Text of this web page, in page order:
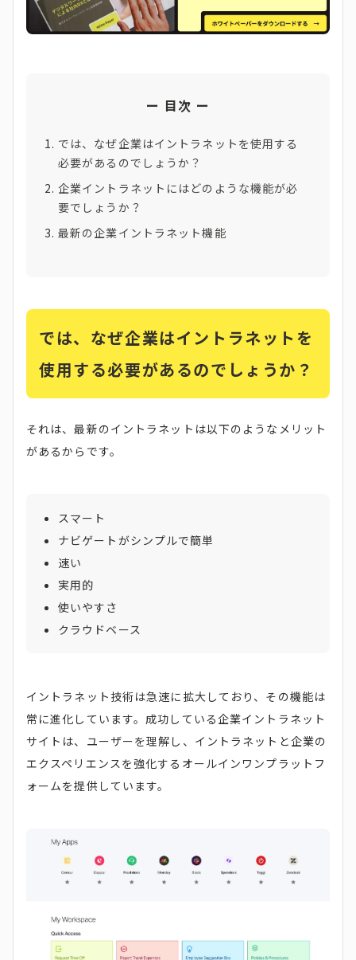
目次
では、なぜ企業はイントラネットを使用する
必要があるのでしょうか？
企業イントラネットにはどのような機能が必
要でしょうか？
最新の企業イントラネット機能
では、なぜ企業はイントラネットを
使用する必要があるのでしょうか？
それは、最新のイントラネットは以下のようなメリット
があるからです。
スマート
ナビゲートがシンプルで簡単
速い
実用的
使いやすさ
クラウドベース
イントラネット技術は急速に拡大しており、その機能は
常に進化しています。成功している企業イントラネット
サイトは、ユーザーを理解し、イントラネットと企業の
エクスペリエンスを強化するオールインワンプラットフ
ォームを提供しています。